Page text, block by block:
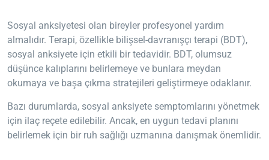
Sosyal anksiyetesi olan bireyler profesyonel yardım
almalıdır. Terapi, özellikle bilişsel-davranışçı terapi (BDT),
sosyal anksiyete için etkili bir tedavidir. BDT, olumsuz
düşünce kalıplarını belirlemeye ve bunlara meydan
okumaya ve başa çıkma stratejileri geliştirmeye odaklanır.
Bazı durumlarda, sosyal anksiyete semptomlarını yönetmek
için ilaç reçete edilebilir. Ancak, en uygun tedavi planını
belirlemek için bir ruh sağlığı uzmanına danışmak önemlidir.